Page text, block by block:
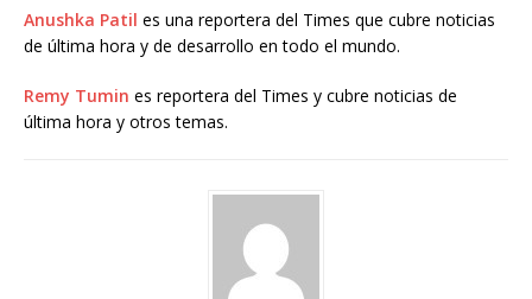
Anushka Patil es una reportera del Times que cubre noticias
de última hora y de desarrollo en todo el mundo.
Remy Tumin es reportera del Times y cubre noticias de
última hora y otros temas.